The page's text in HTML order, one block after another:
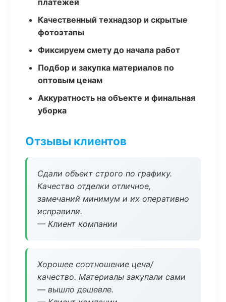
платежей
Качественный технадзор и скрытые
фотоэтапы
Фиксируем смету до начала работ
Подбор и закупка материалов по
оптовым ценам
Аккуратность на объекте и финальная
уборка
Отзывы клиентов
Сдали объект строго по графику.
Качество отделки отличное,
замечаний минимум и их оперативно
исправили.
— Клиент компании
Хорошее соотношение цена/
качество. Материалы закупали сами
— вышло дешевле.